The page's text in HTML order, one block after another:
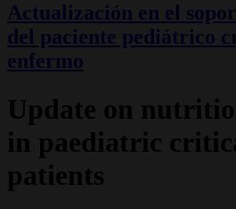
Actualización en el
del paciente pediátrico
enfermo
Update on
in paediatric
patients